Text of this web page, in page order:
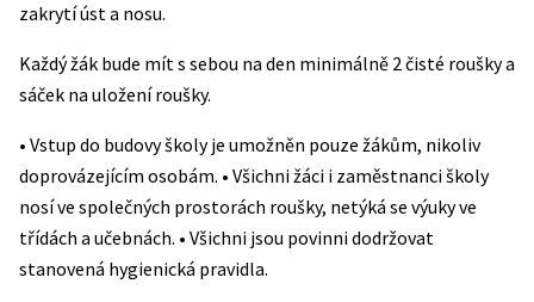
zakrytí úst a nosu.
Každý žák bude mít s sebou na den minimálně 2 čisté roušky a
sáček na uložení roušky.
• Vstup do budovy školy je umožněn pouze žákům, nikoliv
doprovázejícím osobám. • Všichni žáci i zaměstnanci školy
nosí ve společných prostorách roušky, netýká se výuky ve
třídách a učebnách. • Všichni jsou povinni dodržovat
stanovená hygienická pravidla.